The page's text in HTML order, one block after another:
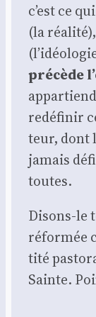
c’est ce
(la
pré­cède
redé­fi­nir
teur, dont
jamais
toutes.
Disons-le
réfor­mée
ti­té
Sainte.